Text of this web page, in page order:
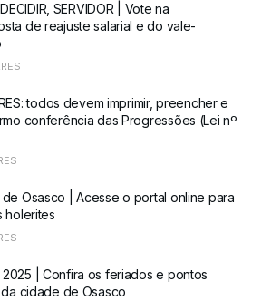
SERVIDOR | Vote na
de reajuste salarial e do vale-
todos devem imprimir, preencher e
conferência das Progressões (Lei nº
Osasco | Acesse o portal online para
holerites
| Confira os feriados e pontos
cidade de Osasco